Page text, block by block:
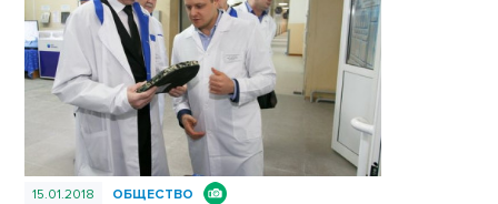
15.01.2018 ОБЩЕСТВО